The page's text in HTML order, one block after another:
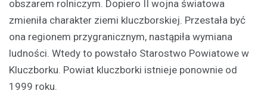
obszarem rolniczym. Dopiero II wojna światowa
zmieniła charakter ziemi kluczborskiej. Przestała być
ona regionem przygranicznym, nastąpiła wymiana
ludności. Wtedy to powstało Starostwo Powiatowe w
Kluczborku. Powiat kluczborki istnieje ponownie od
1999 roku.